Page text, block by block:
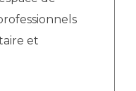
des soins
et